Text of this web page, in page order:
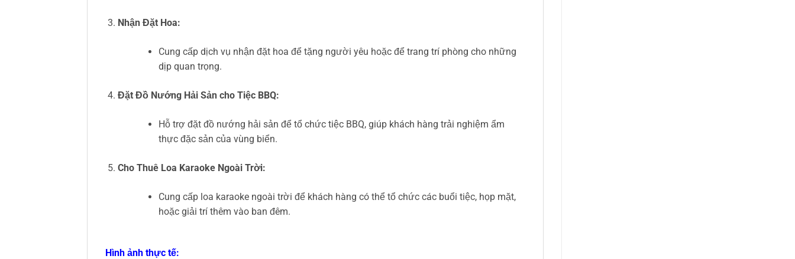
Nhận Đặt Hoa:
Cung cấp dịch vụ nhận đặt hoa để tặng người yêu hoặc để trang trí phòng cho những
dịp quan trọng.
Đặt Đồ Nướng Hải Sản cho Tiệc BBQ:
Hỗ trợ đặt đồ nướng hải sản để tổ chức tiệc BBQ, giúp khách hàng trải nghiệm ẩm
thực đặc sản của vùng biển.
Cho Thuê Loa Karaoke Ngoài Trời:
Cung cấp loa karaoke ngoài trời để khách hàng có thể tổ chức các buổi tiệc, họp mặt,
hoặc giải trí thêm vào ban đêm.
Hình ảnh thực tế: